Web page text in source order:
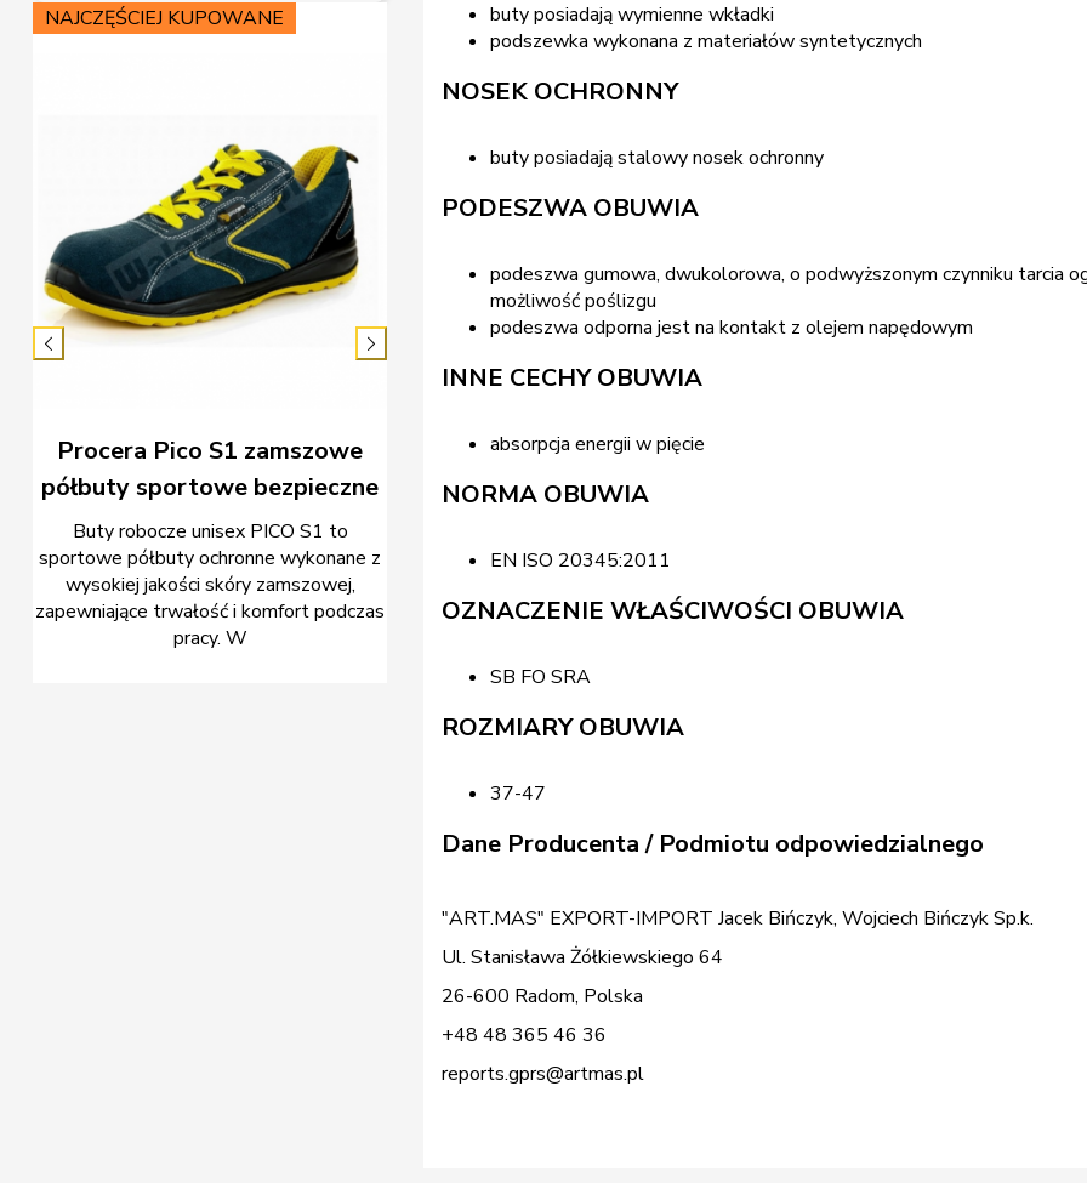

NAJCZĘŚCIEJ KUPOWANE
Procera Pico S1 zamszowe
półbuty sportowe bezpieczne
Buty robocze unisex PICO S1 to
sportowe półbuty ochronne wykonane z
wysokiej jakości skóry zamszowej,
zapewniające trwałość i komfort podczas
pracy. W
NAJCZĘŚCIEJ KUPOWANE
męskie bezpieczne z siatki
Buty męskie robocze TEXO S1 to
funkcjonalnością. Cholewka wykonana z
oddychających m
NAJCZĘŚCIEJ KUPOWANE
podeszwie antypoślizgowej

buty posiadają wymienne wkładki
podszewka wykonana z materiałów syntetycznych
NOSEK OCHRONNY
buty posiadają stalowy nosek ochronny
PODESZWA OBUWIA
podeszwa gumowa, dwukolorowa, o podwyższonym czynniku tarcia
możliwość poślizgu
podeszwa odporna jest na kontakt z olejem napędowym
INNE CECHY OBUWIA
absorpcja energii w pięcie
NORMA OBUWIA
EN ISO 20345:2011
OZNACZENIE WŁAŚCIWOŚCI OBUWIA
SB FO SRA
ROZMIARY OBUWIA
37-47
Dane Producenta / Podmiotu odpowiedzialnego
"ART.MAS" EXPORT-IMPORT Jacek Bińczyk, Wojciech Bińczyk Sp.k.
Ul. Stanisława Żółkiewskiego 64
26-600 Radom, Polska
+48 48 365 46 36
reports.gprs@artmas.pl